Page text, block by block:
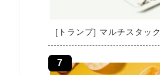
[トランプ] マルチスタック